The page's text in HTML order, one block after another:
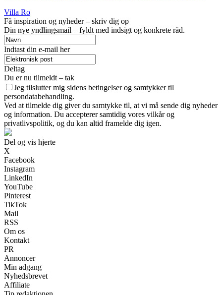
Villa Ro
Få inspiration og nyheder – skriv dig op
Din nye yndlingsmail – fyldt med indsigt og konkrete råd.
Indtast din e-mail her
Deltag
Du er nu tilmeldt – tak
Jeg tilslutter mig sidens betingelser og samtykker til
persondatabehandling.
Ved at tilmelde dig giver du samtykke til, at vi må sende dig nyheder
og information. Du accepterer samtidig vores vilkår og
privatlivspolitik, og du kan altid framelde dig igen.
Del og vis hjerte
X
Facebook
Instagram
LinkedIn
YouTube
Pinterest
TikTok
Mail
RSS
Om os
Kontakt
PR
Annoncer
Min adgang
Nyhedsbrevet
Affiliate